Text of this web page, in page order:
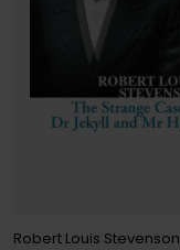
Robert Louis Stevenson